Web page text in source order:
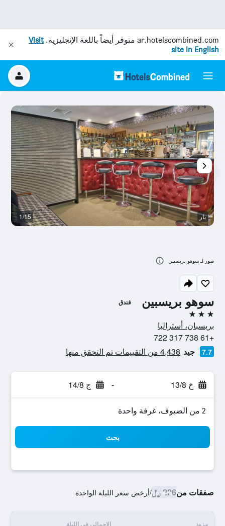
ar.hotelscombined.com متوفر أيضاً باللغة الإنجليزية.Visit
site in English
سوهو بريسبين فندق
3 نجوم
بريسبان، أستراليا
+61 738 317 722
7.7 جيد 4,438 من التقييمات تم التحقق منها
خ 13/8 - ج 14/8
2 من الضيوف، غرفة واحدة
بحث
صفقات من226 ﷼ /أرخص سعر الليلة الواحدة
مزود الإجمالي في الليلة
بار 1/15
صور لـ سوهو بريسبين